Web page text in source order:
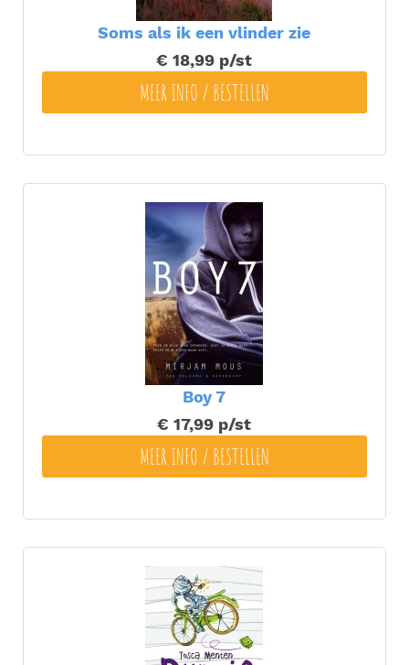
Soms als ik een vlinder zie
€ 18,99 p/st
MEER INFO / BESTELLEN
Boy 7
€ 17,99 p/st
MEER INFO / BESTELLEN